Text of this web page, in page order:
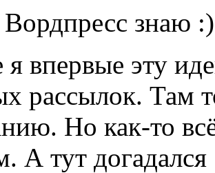
знаю :)
впервые эту
рассылок. Там
Но как-то
А тут догадался